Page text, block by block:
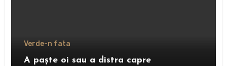
Verde-n fata
A paşte oi sau a distra capre